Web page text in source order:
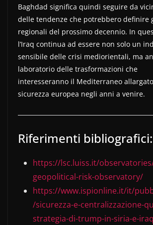
Baghdad significa quindi seguire da
delle tendenze che potrebbero definire
regionali del prossimo decennio. In
l’Iraq continua ad essere non solo un
sensibile delle crisi mediorientali, ma
laboratorio delle trasformazioni che
interesseranno il Mediterraneo
sicurezza europea negli anni a venire.
Riferimenti bibliografici:
https://lsc.luiss.it/
geopolitical-risk-observatory/
https://www.ispionline.it/it/
/sicurezza-e-centralizzazione-
strategia-di-trump-in-siria-e-